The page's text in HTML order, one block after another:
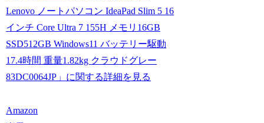
Lenovo ノートパソコン IdeaPad Slim 5 16
インチ Core Ultra 7 155H メモリ16GB
SSD512GB Windows11 バッテリー駆動
17.4時間 重量1.82kg クラウドグレー
83DC0064JP」に関する詳細を見る
Amazon